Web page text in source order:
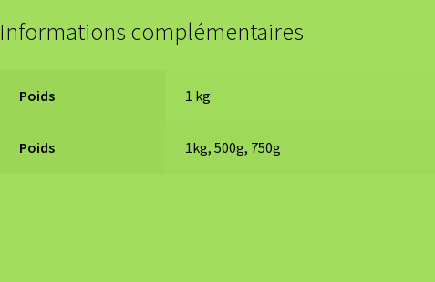
Informations complémentaires
Poids 1 kg
Poids 1kg, 500g, 750g